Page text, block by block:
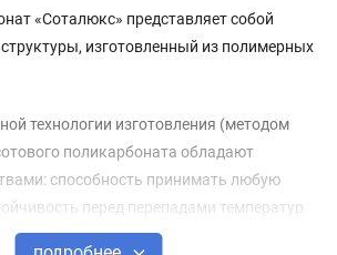
«Соталюкс» представляет собой
изготовленный из полимерных
технологии изготовления (методом
поликарбоната обладают
способность принимать любую
перед перепадами температур
максимальная +120°C), прочнее